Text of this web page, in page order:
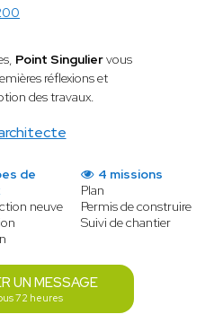
Point Singuliervous
réflexions et
des travaux.
de
neuve
4 missions
Plan
Permis de construire
Suivi de chantier
UN MESSAGE
72 heures